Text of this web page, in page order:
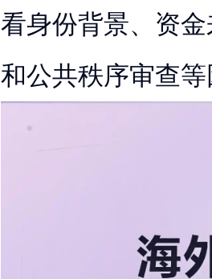
看身份背景、资
和公共秩序审查等